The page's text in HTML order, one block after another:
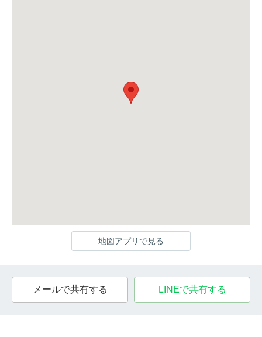
地図アプリで見る
メールで共有する LINEで共有する